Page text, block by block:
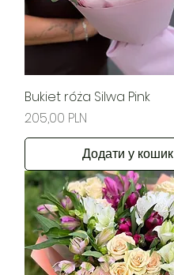
Bukiet róża Silwa Pink
Ціна
205,00 PLN
Додати у кошик